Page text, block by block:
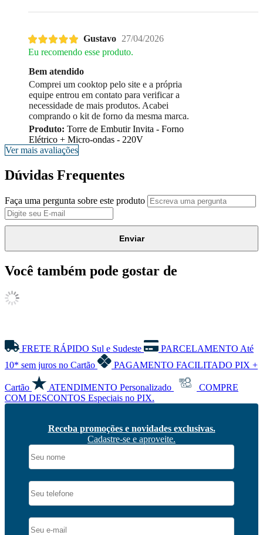
Gustavo 27/04/2026
Eu recomendo esse produto.
Bem atendido
Comprei um cooktop pelo site e a própria
equipe entrou em contato para verificar a
necessidade de mais produtos. Acabei
comprando o kit de forno da mesma marca.
Produto: Torre de Embutir Invita - Forno
Elétrico + Micro-ondas - 220V
Ver mais avaliações
Dúvidas Frequentes
Faça uma pergunta sobre este produto
Enviar
Você também pode gostar de
FRETE RÁPIDO Sul e Sudeste PARCELAMENTO Até
10* sem juros no Cartão
PAGAMENTO FACILITADO PIX +
Cartão ATENDIMENTO Personalizado
COMPRE
COM DESCONTOS Especiais no PIX.
Receba promoções e novidades exclusivas.
Cadastre-se e aproveite.